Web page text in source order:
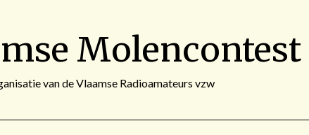
Molencontest
van de Vlaamse Radioamateurs vzw